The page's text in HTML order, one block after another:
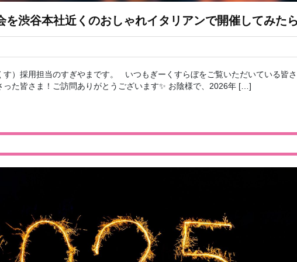
を渋谷本社近くのおしゃれイタリアンで開催してみた
す）採用担当のすぎやまです。 いつもぎーくすらぼをご覧いただいている皆さ
った皆さま！ご訪問ありがとうございます✨ お陰様で、2026年 […]